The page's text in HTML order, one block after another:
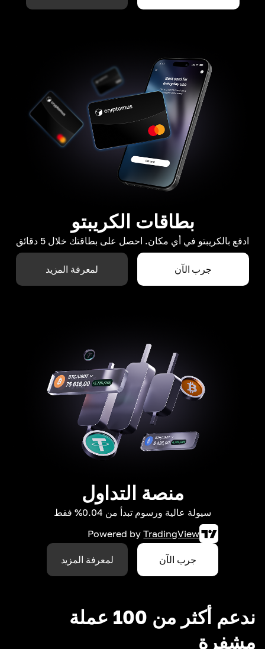
بطاقات الكريبتو
ادفع بالكريبتو في أي مكان. احصل على بطاقتك خلال 5 دقائق
جرب الآن لمعرفة المزيد
منصة التداول
سيولة عالية ورسوم تبدأ من 0.04% فقط
Powered by TradingView
جرب الآن لمعرفة المزيد
ندعم أكثر من 100 عملة
مشفرة